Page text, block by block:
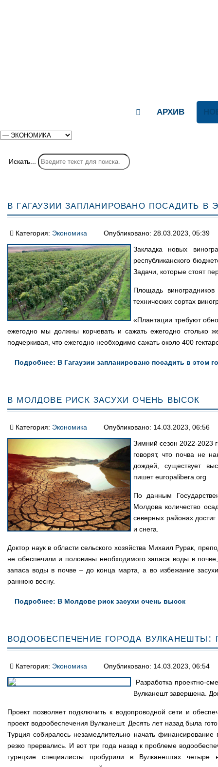
АРХИВ
Искать...
В Гагаузии запланировано посадить
Категория: Экономика Опубликовано: 28.03.2023, 05:39
Закладка новых
республиканского
Задачи, которые стоят
Площадь
технических сортах
«Плантации требуют
ежегодно мы должны корчевать и сажать ежегодно столько
подчеркивая, что ежегодно необходимо сажать около 400
Подробнее: В Гагаузии запланировано посадить в этом
В Молдове риск засухи очень высок
Категория: Экономика Опубликовано: 14.03.2023, 06:56
Зимний сезон 2022-2023
говорят, что почва не
дождей, существует
пишет europalibera.org
По данным
Молдова количество
северных районах
и снега.
Доктор наук в области сельского хозяйства Михаил Рурак,
не обеспечили и половины необходимого запаса воды в
запаса воды в почве – до конца марта, а во избежание
раннюю весну.
Подробнее: В Молдове риск засухи очень высок
Водообеспечение города
Категория: Экономика Опубликовано: 14.03.2023, 06:54
Разработка проектно-
Вулканешт завершена.
Проект позволяет подключить к водопроводной сети и
проект водообеспечения Вулканешт. Десять лет назад была
Турция собиралось незамедлительно начать финансирование
резко прервались. И вот три года назад к проблеме
турецкие специалисты пробурили в Вулканештах четыре